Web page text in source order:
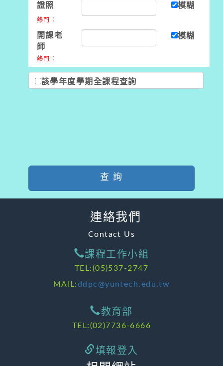
證照 模糊
熱門：
開課老
師
模糊
熱門：
該學年度學期全課程查詢
查 詢
連絡我們
Contact Us
課程工作小組
TEL:(05)537-2747
MAIL:ddpc@yuntech.edu.tw
教育部
TEL:(02)7736-6666
填報登入